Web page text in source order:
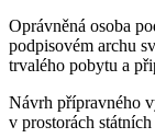
Oprávněná osoba
podpisovém archu
trvalého pobytu a
Návrh přípravného
v prostorách